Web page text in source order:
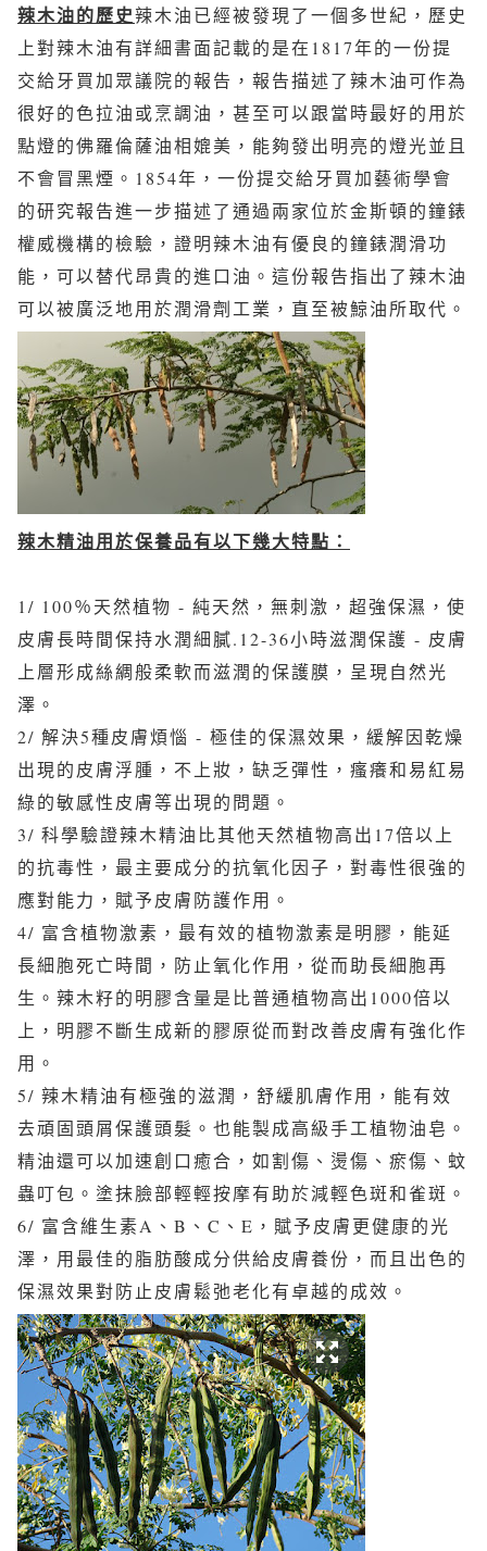
辣木油的歷史辣木油已經被發現了一個多世紀，歷史
上對辣木油有詳細書面記載的是在1817年的一份提
交給牙買加眾議院的報告，報告描述了辣木油可作為
很好的色拉油或烹調油，甚至可以跟當時最好的用於
點燈的佛羅倫薩油相媲美，能夠發出明亮的燈光並且
不會冒黑煙。1854年，一份提交給牙買加藝術學會
的研究報告進一步描述了通過兩家位於金斯頓的鐘錶
權威機構的檢驗，證明辣木油有優良的鐘錶潤滑功
能，可以替代昂貴的進口油。這份報告指出了辣木油
可以被廣泛地用於潤滑劑工業，直至被鯨油所取代。
辣木精油用於保養品有以下幾大特點：
1/ 100％天然植物 - 純天然，無刺激，超強保濕，使
皮膚長時間保持水潤細膩.12-36小時滋潤保護 - 皮膚
上層形成絲綢般柔軟而滋潤的保護膜，呈現自然光
澤。
2/ 解決5種皮膚煩惱 - 極佳的保濕效果，緩解因乾燥
出現的皮膚浮腫，不上妝，缺乏彈性，瘙癢和易紅易
綠的敏感性皮膚等出現的問題。
3/ 科學驗證辣木精油比其他天然植物高出17倍以上
的抗毒性，最主要成分的抗氧化因子，對毒性很強的
應對能力，賦予皮膚防護作用。
4/ 富含植物激素，最有效的植物激素是明膠，能延
長細胞死亡時間，防止氧化作用，從而助長細胞再
生。辣木籽的明膠含量是比普通植物高出1000倍以
上，明膠不斷生成新的膠原從而對改善皮膚有強化作
用。
5/ 辣木精油有極強的滋潤，舒緩肌膚作用，能有效
去頑固頭屑保護頭髮。也能製成高級手工植物油皂。
精油還可以加速創口癒合，如割傷、燙傷、瘀傷、蚊
蟲叮包。塗抹臉部輕輕按摩有助於減輕色斑和雀斑。
6/ 富含維生素A、B、C、E，賦予皮膚更健康的光
澤，用最佳的脂肪酸成分供給皮膚養份，而且出色的
保濕效果對防止皮膚鬆弛老化有卓越的成效。